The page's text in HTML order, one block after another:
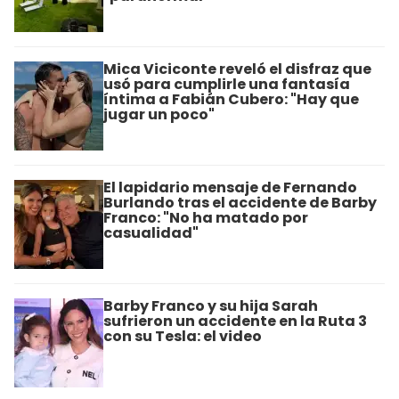
Mica Viciconte reveló el disfraz que
usó para cumplirle una fantasía
íntima a Fabián Cubero: "Hay que
jugar un poco"
El lapidario mensaje de Fernando
Burlando tras el accidente de Barby
Franco: "No ha matado por
casualidad"
Barby Franco y su hija Sarah
sufrieron un accidente en la Ruta 3
con su Tesla: el video